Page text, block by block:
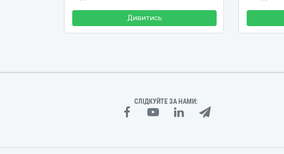
Дивитись
СЛІДКУЙТЕ ЗА НАМИ: